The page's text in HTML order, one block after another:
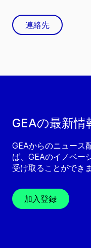
GEAの最新情
GEAからのニュース
ば、GEAのイノベー
受け取ることができま
加入登録
連絡先